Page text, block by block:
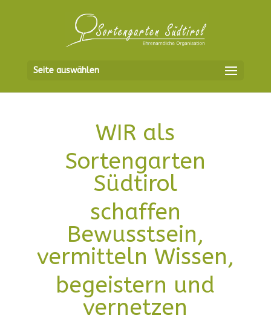
Seite auswählen
WIR als
Sortengarten
Südtirol
schaffen
Bewusstsein,
vermitteln Wissen,
begeistern und
vernetzen